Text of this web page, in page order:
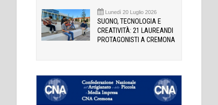
Lunedì 20 Luglio 2026
SUONO, TECNOLOGIA E
CREATIVITÀ: 21 LAUREANDI
PROTAGONISTI A CREMONA